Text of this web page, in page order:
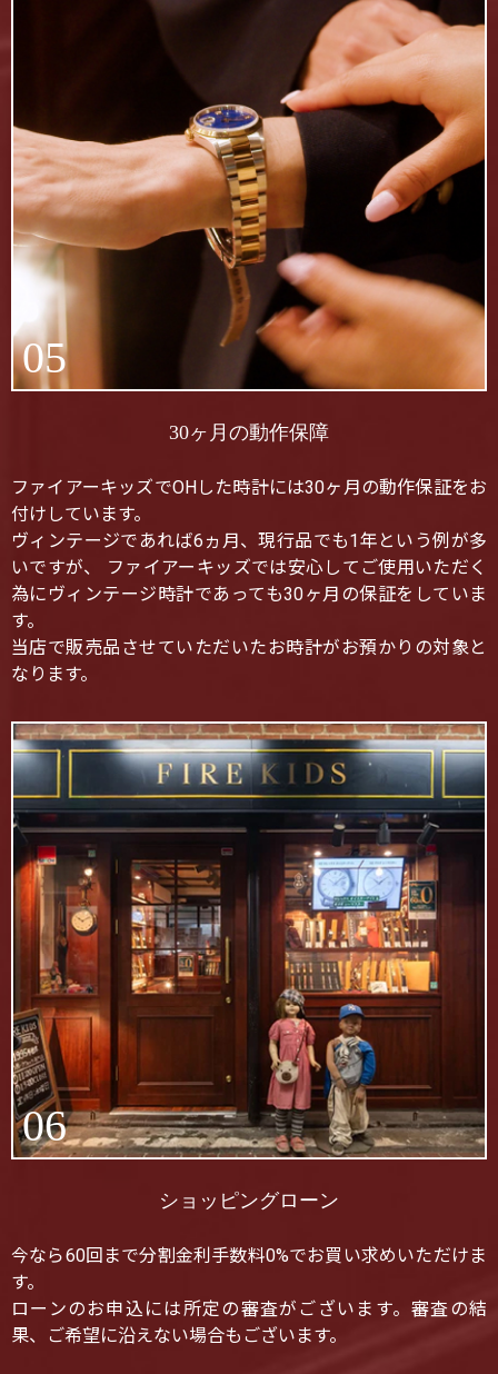
05
30ヶ月の動作保障
ファイアーキッズでOHした時計には30ヶ月の動作保証をお
付けしています。
ヴィンテージであれば6ヵ月、現行品でも1年という例が多
いですが、 ファイアーキッズでは安心してご使用いただく
為にヴィンテージ時計であっても30ヶ月の保証をしていま
す。
当店で販売品させていただいたお時計がお預かりの対象と
なります。
06
ショッピングローン
今なら60回まで分割金利手数料0%でお買い求めいただけま
す。
ローンのお申込には所定の審査がございます。審査の結
果、ご希望に沿えない場合もございます。